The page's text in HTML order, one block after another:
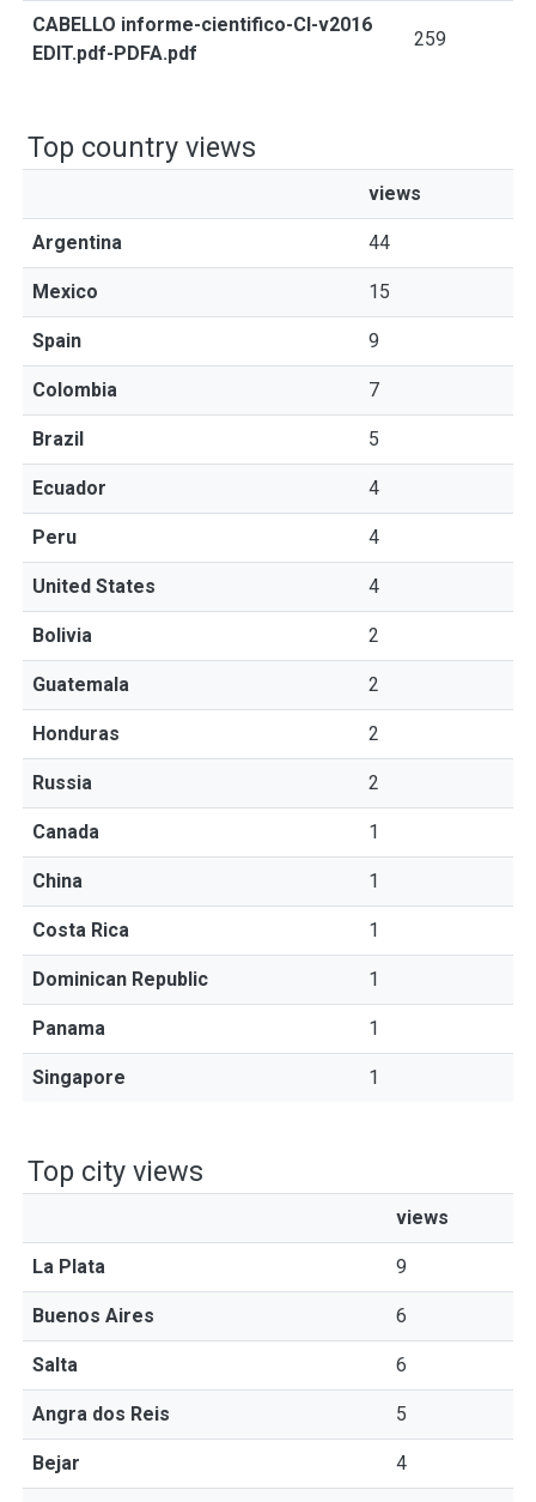
CABELLO informe-cientifico-CI-v2016
EDIT.pdf-PDFA.pdf
259
Top country views
views
Argentina 44
Mexico 15
Spain 9
Colombia 7
Brazil 5
Ecuador 4
Peru 4
United States 4
Bolivia 2
Guatemala 2
Honduras 2
Russia 2
Canada 1
China 1
Costa Rica 1
Dominican Republic 1
Panama 1
Singapore 1
Top city views
views
La Plata 9
Buenos Aires 6
Salta 6
Angra dos Reis 5
Bejar 4